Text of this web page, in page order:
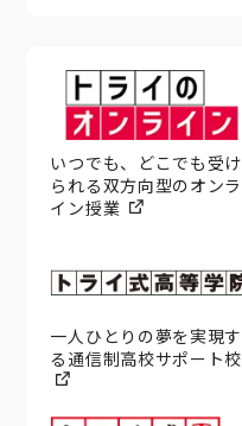
いつでも、どこでも受け
られる双方向型のオンラ
イン授業
一人ひとりの夢を実現す
る通信制高校サポート校